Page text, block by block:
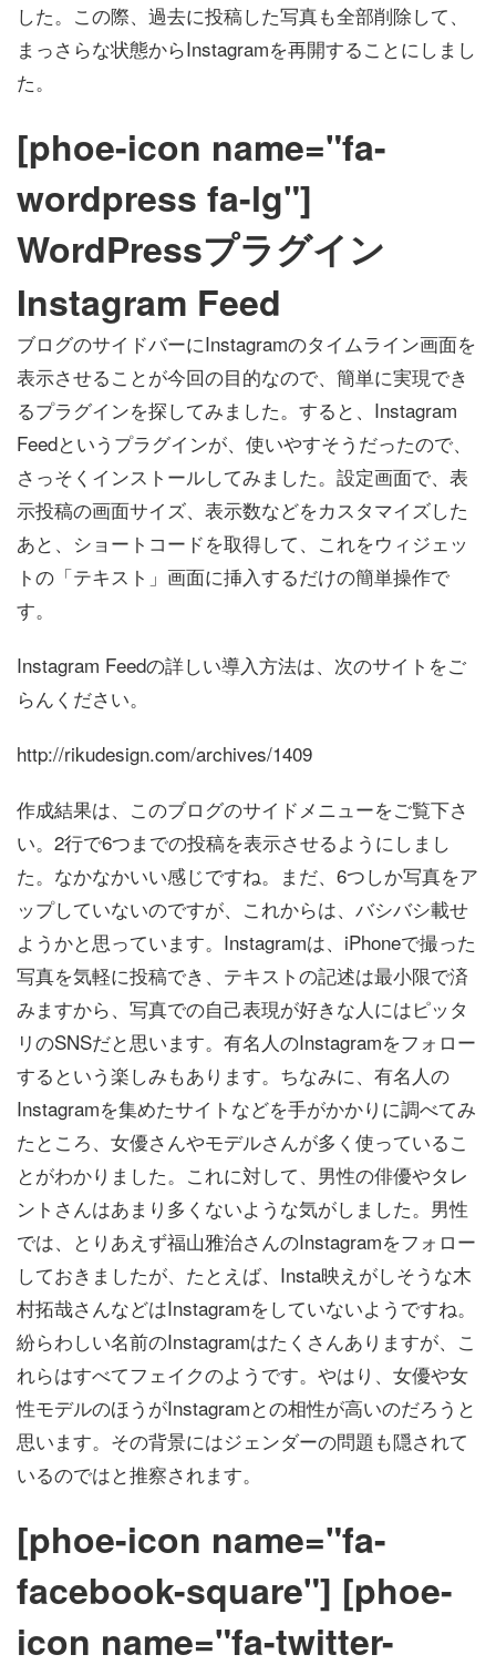
した。この際、過去に投稿した写真も全部削除して、
まっさらな状態からInstagramを再開することにしまし
た。
[phoe-icon name="fa-
wordpress fa-lg"]
WordPressプラグイン
Instagram Feed
ブログのサイドバーにInstagramのタイムライン画面を
表示させることが今回の目的なので、簡単に実現でき
るプラグインを探してみました。すると、Instagram
Feedというプラグインが、使いやすそうだったので、
さっそくインストールしてみました。設定画面で、表
示投稿の画面サイズ、表示数などをカスタマイズした
あと、ショートコードを取得して、これをウィジェッ
トの「テキスト」画面に挿入するだけの簡単操作で
す。
Instagram Feedの詳しい導入方法は、次のサイトをご
らんください。
http://rikudesign.com/archives/1409
作成結果は、このブログのサイドメニューをご覧下さ
い。2行で6つまでの投稿を表示させるようにしまし
た。なかなかいい感じですね。まだ、6つしか写真をア
ップしていないのですが、これからは、バシバシ載せ
ようかと思っています。Instagramは、iPhoneで撮った
写真を気軽に投稿でき、テキストの記述は最小限で済
みますから、写真での自己表現が好きな人にはピッタ
リのSNSだと思います。有名人のInstagramをフォロー
するという楽しみもあります。ちなみに、有名人の
Instagramを集めたサイトなどを手がかかりに調べてみ
たところ、女優さんやモデルさんが多く使っているこ
とがわかりました。これに対して、男性の俳優やタレ
ントさんはあまり多くないような気がしました。男性
では、とりあえず福山雅治さんのInstagramをフォロー
しておきましたが、たとえば、Insta映えがしそうな木
村拓哉さんなどはInstagramをしていないようですね。
紛らわしい名前のInstagramはたくさんありますが、こ
れらはすべてフェイクのようです。やはり、女優や女
性モデルのほうがInstagramとの相性が高いのだろうと
思います。その背景にはジェンダーの問題も隠されて
いるのではと推察されます。
[phoe-icon name="fa-
facebook-square"] [phoe-
icon name="fa-twitter-